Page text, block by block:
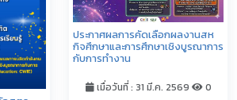
ประกาศผลการคัดเลือกผลงานสห
กิจศึกษาและการศึกษาเชิงบูรณาการ
กับการทำงาน
เมื่อวันที่ : 31 มี.ค. 2569 0